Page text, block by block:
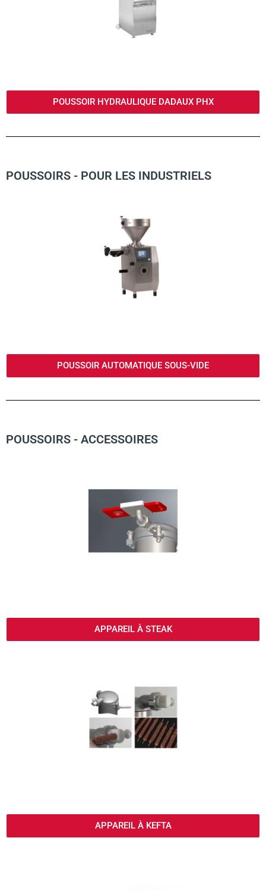
POUSSOIR HYDRAULIQUE DADAUX PHX
POUSSOIRS - POUR LES INDUSTRIELS
POUSSOIR AUTOMATIQUE SOUS-VIDE
POUSSOIRS - ACCESSOIRES
APPAREIL À STEAK
APPAREIL À KEFTA